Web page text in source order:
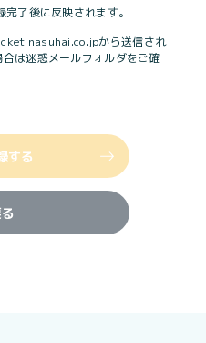
了後に反映されます。
から送信され
は迷惑メールフォルダをご確
する